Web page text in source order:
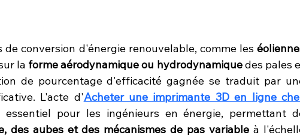
de conversion d'énergie renouvelable, comme les
la forme aérodynamique ou hydrodynamique des pales
de pourcentage d'efficacité gagnée se traduit par
L'acte d'Acheter une imprimante 3D en ligne
des aubes et des mécanismes de pas variable à